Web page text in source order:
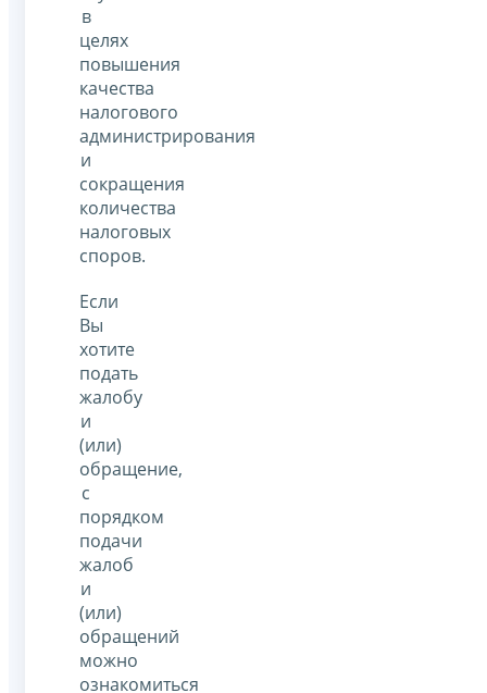
в
целях
повышения
качества
налогового
администрирования
и
сокращения
количества
налоговых
споров.
Если
Вы
хотите
подать
жалобу
и
(или)
обращение,
с
порядком
подачи
жалоб
и
(или)
обращений
можно
ознакомиться